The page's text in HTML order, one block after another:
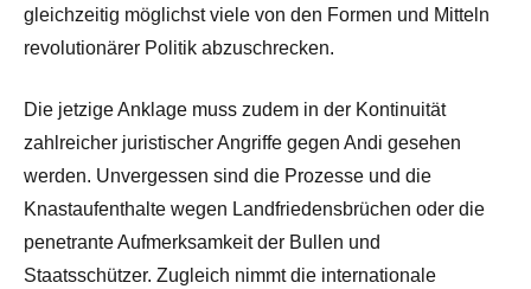
gleichzeitig möglichst viele von den Formen und Mitteln
revolutionärer Politik abzuschrecken.
Die jetzige Anklage muss zudem in der Kontinuität
zahlreicher juristischer Angriffe gegen Andi gesehen
werden. Unvergessen sind die Prozesse und die
Knastaufenthalte wegen Landfriedensbrüchen oder die
penetrante Aufmerksamkeit der Bullen und
Staatsschützer. Zugleich nimmt die internationale